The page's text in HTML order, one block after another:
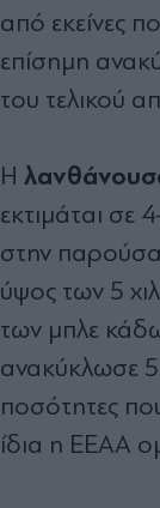
από εκείνες
επίσηµη
του τελικού
Η
εκτιµάται σε
στην
ύψος των 5
των µπλε
ανακύκλωσε
ποσότητες
ίδια η ΕΕΑΑ